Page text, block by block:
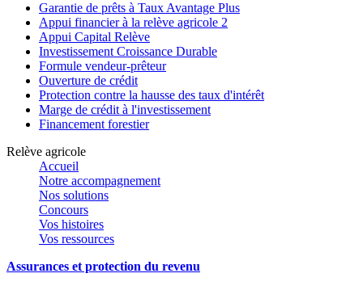
Garantie de prêts à Taux Avantage Plus
Appui financier à la relève agricole 2
Appui Capital Relève
Investissement Croissance Durable
Formule vendeur-prêteur
Ouverture de crédit
Protection contre la hausse des taux d'intérêt
Marge de crédit à l'investissement
Financement forestier
Relève agricole
Accueil
Notre accompagnement
Nos solutions
Concours
Vos histoires
Vos ressources
Assurances et protection du revenu